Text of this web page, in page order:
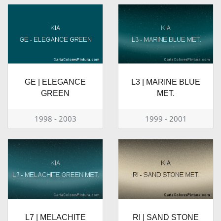
GE | ELEGANCE
GREEN
1998 - 2003
L3 | MARINE BLUE
MET.
1999 - 2001
L7 | MELACHITE
RI | SAND STONE